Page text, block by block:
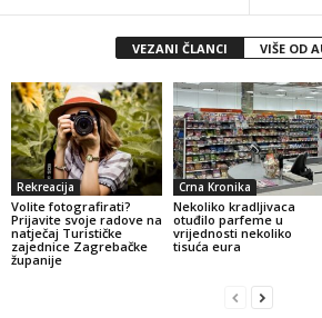
VEZANI ČLANCI VIŠE OD
Rekreacija
Volite fotografirati?
Prijavite svoje radove na
natječaj Turističke
zajednice Zagrebačke
županije
Crna Kronika
Nekoliko kradljivaca
otuđilo parfeme u
vrijednosti nekoliko
tisuća eura